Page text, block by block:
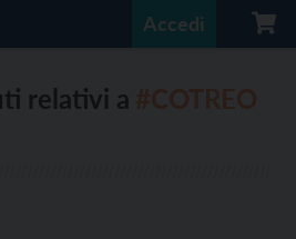
Accedi
relativi a